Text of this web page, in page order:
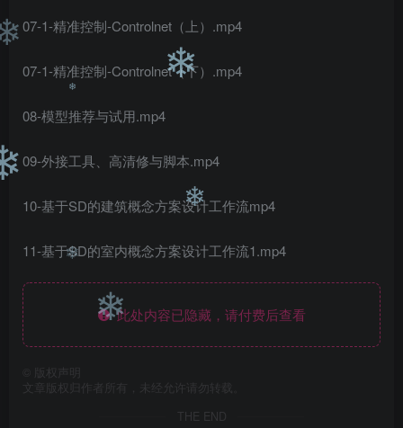
07-1-精准控制-Controlnet（上）.mp4
07-1-精准控制-Controlnet（下）.mp4
08-模型推荐与试用.mp4
09-外接工具、高清修与脚本.mp4
10-基于SD的建筑概念方案设计工作流mp4
11-基于SD的室内概念方案设计工作流1.mp4
此处内容已隐藏，请付费后查看
版权声明
文章版权归作者所有，未经允许请勿转载。
THE END
❄
❄
❄ ❄